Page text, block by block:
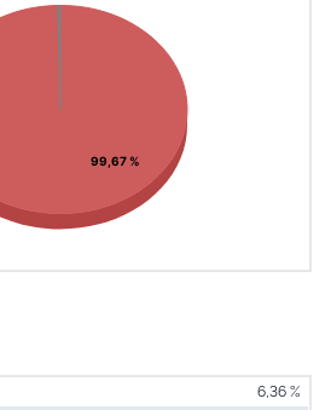
2 slices.
table, Chart
99,67 %
6,36 %